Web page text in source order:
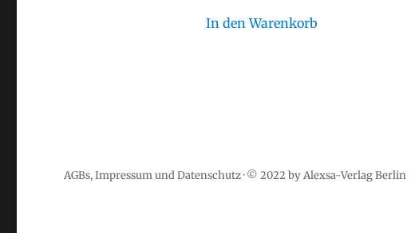
In den Warenkorb
AGBs,ImpressumundDatenschutz· © 2022 by Alexsa-Verlag Berlin